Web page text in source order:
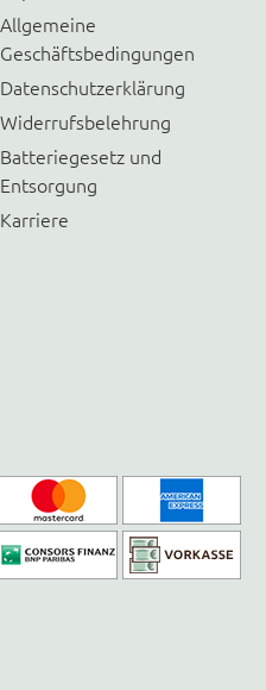
Allgemeine
Geschäftsbedingungen
Datenschutzerklärung
Widerrufsbelehrung
Batteriegesetz und
Entsorgung
Karriere